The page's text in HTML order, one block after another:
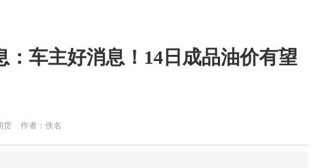
：车主好消息！14日成品油价有望
货 作者：佚名